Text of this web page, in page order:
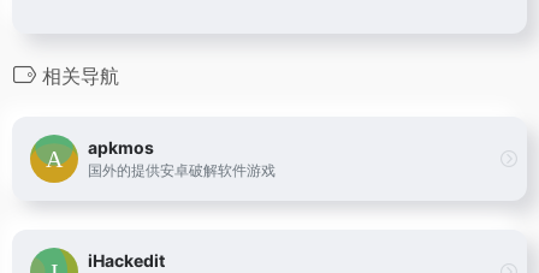
相关导航
apkmos
国外的提供安卓破解软件游戏
iHackedit